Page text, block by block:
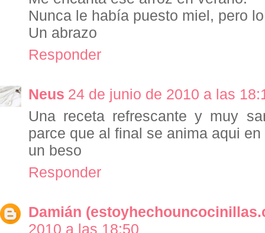
Nunca le había puesto miel, pero
Un abrazo
Responder
Neus 24 de junio de 2010 a las
Una receta refrescante y muy
parce que al final se anima aqui
un beso
Responder
Damián
2010 a las 18:50